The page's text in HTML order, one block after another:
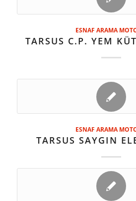
ESNAF ARAMA
TARSUS C.P. YEM
ESNAF ARAMA
TARSUS SAYGIN